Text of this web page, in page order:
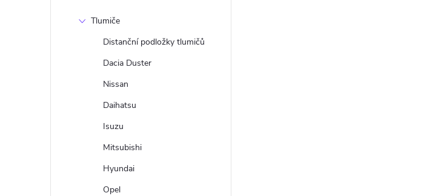
Tlumiče
Distanční podložky tlumičů
Dacia Duster
Nissan
Daihatsu
Isuzu
Mitsubishi
Hyundai
Opel